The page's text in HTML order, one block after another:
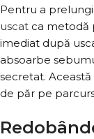
Pentru a
uscat ca metodă
imediat după
absoarbe
secretat.
de păr pe